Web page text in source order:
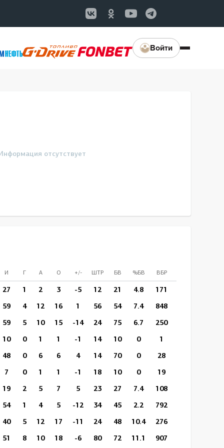
Войти
отсутствует
И Г А О +/- ШТР БВ %БВ ВБР
27 1 2 3 -5 12 21 4.8 171
59
4 12 16 1 56 54 7.4 848
59
5 10 15 -14 24 75 6.7 250
10
0 1 1 -1 14 10 0 1
48
0 6 6 4 14 70 0 28
7
0 1 1 -1 18 10 0 19
19
2 5 7 5 23 27 7.4 108
54
1 4 5 -12 34 45 2.2 792
40
5 12 17 -11 24 48 10.4 276
51
8 10 18 -6 80 72 11.1 907